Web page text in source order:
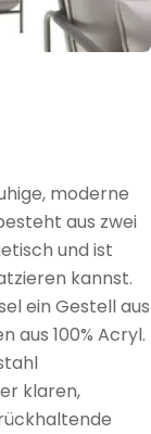
moderne
aus zwei
und ist
kannst.
ein Gestell aus
aus 100% Acryl.
klaren,